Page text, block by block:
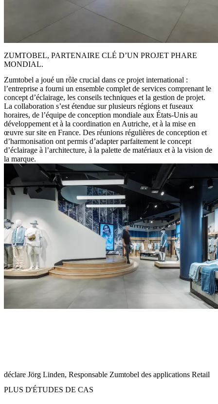
ZUMTOBEL, PARTENAIRE CLÉ D’UN PROJET PHARE
MONDIAL.
Zumtobel a joué un rôle crucial dans ce projet international :
l’entreprise a fourni un ensemble complet de services comprenant le
concept d’éclairage, les conseils techniques et la gestion de projet.
La collaboration s’est étendue sur plusieurs régions et fuseaux
horaires, de l’équipe de conception mondiale aux États-Unis au
développement et à la coordination en Autriche, et à la mise en
œuvre sur site en France. Des réunions régulières de conception et
d’harmonisation ont permis d’adapter parfaitement le concept
d’éclairage à l’architecture, à la palette de matériaux et à la vision de
la marque.
déclare Jörg Linden, Responsable Zumtobel des applications Retail
PLUS D'ÉTUDES DE CAS